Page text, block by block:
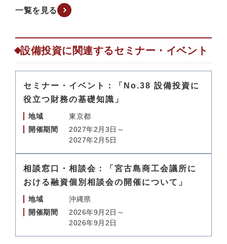
一覧を見る
設備投資に関連するセミナー・イベント
セミナー・イベント：「No.38 設備投資に
役立つ財務の基礎知識」
地域
東京都
開催期間
2027年2月3日～
2027年2月5日
相談窓口・相談会：「宮古島商工会議所に
おける融資個別相談会の開催について」
地域
沖縄県
開催期間
2026年9月2日～
2026年9月2日